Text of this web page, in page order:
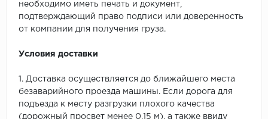
необходимо иметь печать и документ,
подтверждающий право подписи или доверенность
от компании для получения груза.
Условия доставки
1. Доставка осуществляется до ближайшего места
безаварийного проезда машины. Если дорога для
подъезда к месту разгрузки плохого качества
(дорожный просвет менее 0,15 м), а также ввиду